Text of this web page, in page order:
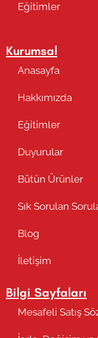
Eğitimler
Kurumsal
Anasayfa
Hakkımızda
Eğitimler
Duyurular
Bütün Ürünler
Sık Sorulan
Blog
İletişim
Bilgi Sayfaları
Mesafeli Satış